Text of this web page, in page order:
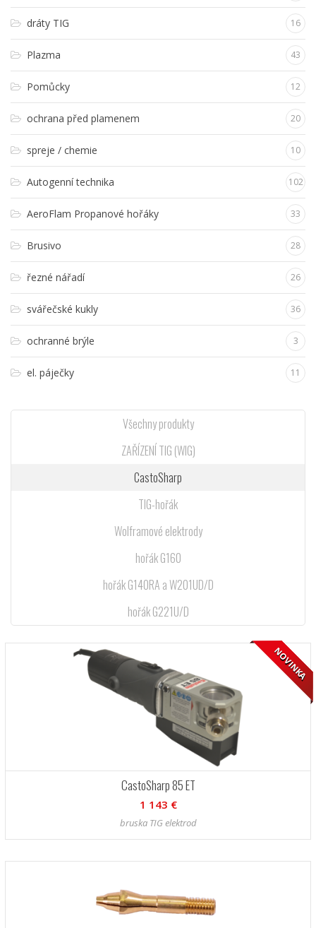
dráty TIG 16
Plazma 43
Pomůcky 12
ochrana před plamenem 20
spreje / chemie 10
Autogenní technika 102
AeroFlam Propanové hořáky 33
Brusivo 28
řezné nářadí 26
svářečské kukly 36
ochranné brýle 3
el. páječky 11
Všechny produkty
ZAŘÍZENÍ TIG (WIG)
CastoSharp
TIG-hořák
Wolframové elektrody
hořák G160
hořák G140RA a W201UD/D
hořák G221U/D
NOVINKA
CastoSharp 85 ET
1 143 €
bruska TIG elektrod